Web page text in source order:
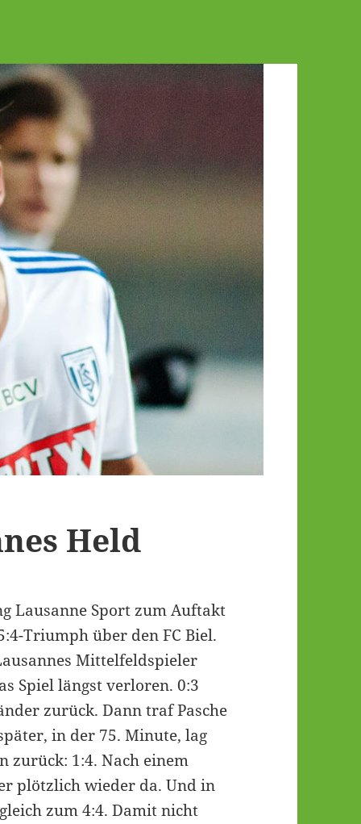
Held
Lausanne Sport zum Auftakt
Triumph über den FC Biel.
Mittelfeldspieler
Spiel längst verloren. 0:3
zurück. Dann traf Pasche
in der 75. Minute, lag
zurück: 1:4. Nach einem
plötzlich wieder da. Und in
zum 4:4. Damit nicht